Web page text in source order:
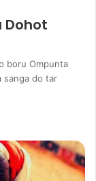
Dohot
boru Ompunta
sanga do tar